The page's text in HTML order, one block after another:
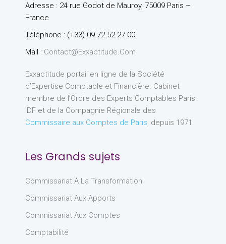
Adresse : 24 rue Godot de Mauroy, 75009 Paris –
France
Téléphone : (+33) 09.72.52.27.00
Mail : Contact@exxactitude.com
Exxactitude portail en ligne de la Société
d’Expertise Comptable et Financière. Cabinet
membre de l’Ordre des Experts Comptables Paris
IDF et de la Compagnie Régionale des
Commissaire aux Comptes de Paris, depuis 1971.
Les Grands sujets
Commissariat À La Transformation
Commissariat Aux Apports
Commissariat Aux Comptes
Comptabilité